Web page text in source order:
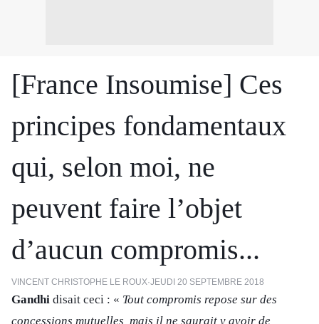
[France Insoumise] Ces
principes fondamentaux
qui, selon moi, ne
peuvent faire l’objet
d’aucun compromis...
VINCENT CHRISTOPHE LE ROUX·JEUDI 20 SEPTEMBRE 2018
Gandhi disait ceci : « Tout compromis repose sur des
concessions mutuelles, mais il ne saurait y avoir de